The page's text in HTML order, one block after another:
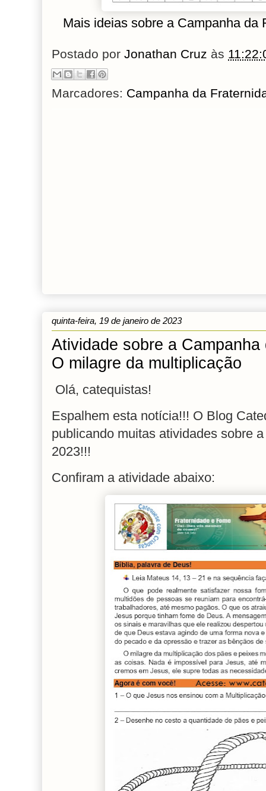
Mais ideias sobre a Campanha da
Postado por Jonathan Cruz às
Marcadores: Campanha da
quinta-feira, 19 de janeiro de 2023
Atividade sobre a
O milagre da multiplicação
Olá, catequistas!
Espalhem esta notícia!!! O Blog
publicando muitas atividades sobre
2023!!!
Confiram a atividade abaixo: